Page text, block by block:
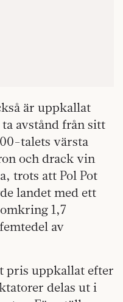
är uppkallat
avstånd från sitt
talets värsta
och drack vin
trots att Pol Pot
landet med ett
1,7
av
pris uppkallat efter
delas ut i